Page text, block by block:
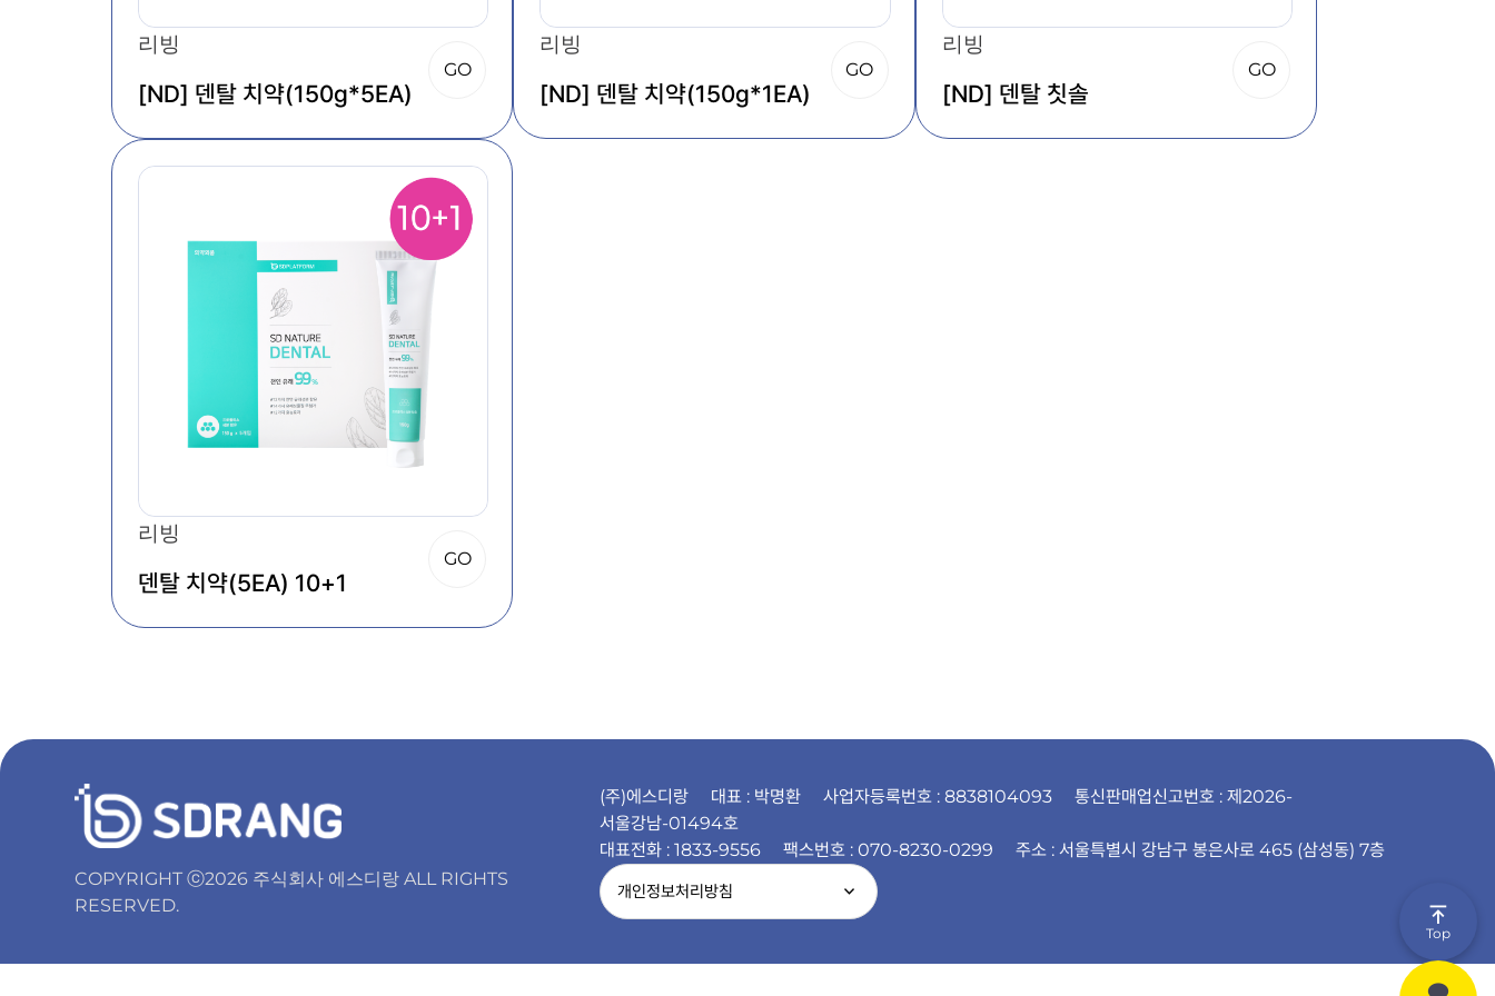
Top
리빙
[ND] 덴탈 치약(150g*5EA)
GO
리빙
[ND] 덴탈 치약(150g*1EA)
GO
리빙
[ND] 덴탈 칫솔
GO
리빙
덴탈 치약(5EA) 10+1
GO
COPYRIGHT ⓒ2026 주식회사 에스디랑 ALL RIGHTS
RESERVED.
(주)에스디랑 대표 : 박명환 사업자등록번호 : 8838104093
통신판매업신고번호 : 제2026-
서울강남-01494호
대표전화 : 1833-9556
팩스번호 : 070-8230-0299 주소 : 서울특별시 강남구 봉은사로 465 (삼성동) 7층